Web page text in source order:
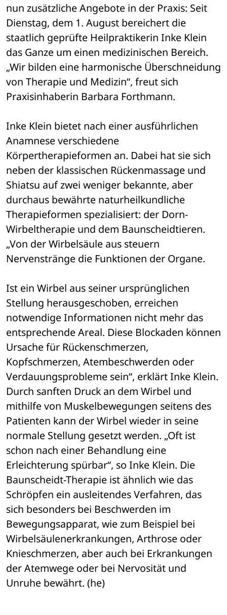
nun zusätzliche Angebote in der Praxis: Seit
Dienstag, dem 1. August bereichert die
staatlich geprüfte Heilpraktikerin Inke Klein
das Ganze um einen medizinischen Bereich.
„Wir bilden eine harmonische Überschneidung
von Therapie und Medizin“, freut sich
Praxisinhaberin Barbara Forthmann.
Inke Klein bietet nach einer ausführlichen
Anamnese verschiedene
Körpertherapieformen an. Dabei hat sie sich
neben der klassischen Rückenmassage und
Shiatsu auf zwei weniger bekannte, aber
durchaus bewährte naturheilkundliche
Therapieformen spezialisiert: der Dorn-
Wirbeltherapie und dem Baunscheidtieren.
„Von der Wirbelsäule aus steuern
Nervenstränge die Funktionen der Organe.
Ist ein Wirbel aus seiner ursprünglichen
Stellung herausgeschoben, erreichen
notwendige Informationen nicht mehr das
entsprechende Areal. Diese Blockaden können
Ursache für Rückenschmerzen,
Kopfschmerzen, Atembeschwerden oder
Verdauungsprobleme sein“, erklärt Inke Klein.
Durch sanften Druck an dem Wirbel und
mithilfe von Muskelbewegungen seitens des
Patienten kann der Wirbel wieder in seine
normale Stellung gesetzt werden. „Oft ist
schon nach einer Behandlung eine
Erleichterung spürbar“, so Inke Klein. Die
Baunscheidt-Therapie ist ähnlich wie das
Schröpfen ein ausleitendes Verfahren, das
sich besonders bei Beschwerden im
Bewegungsapparat, wie zum Beispiel bei
Wirbelsäulenerkrankungen, Arthrose oder
Knieschmerzen, aber auch bei Erkrankungen
der Atemwege oder bei Nervosität und
Unruhe bewährt. (he)